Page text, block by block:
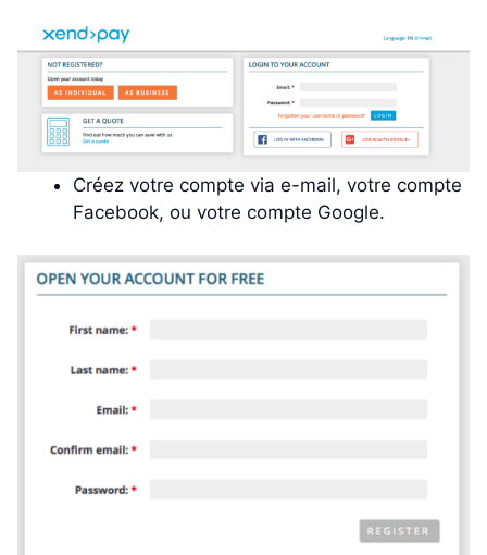
Créez votre compte via e-mail, votre compte
Facebook, ou votre compte Google.